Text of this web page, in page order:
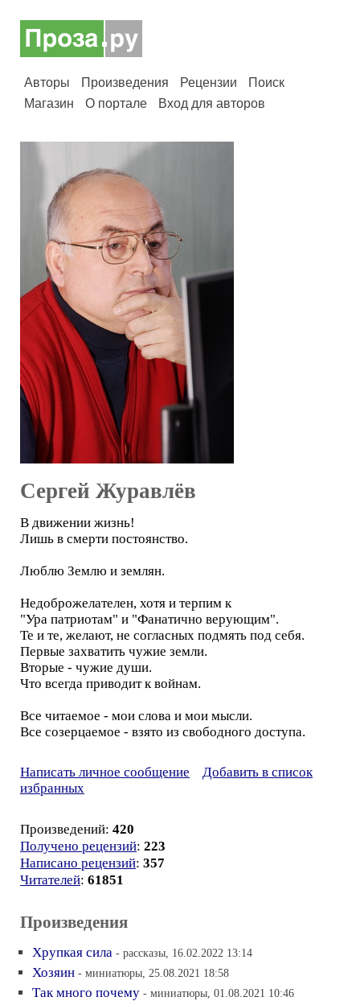
Авторы Произведения Рецензии
Поиск
Магазин
О портале Вход для авторов
Сергей Журавлёв
В движении жизнь!
Лишь в смерти постоянство.
Люблю Землю и землян.
Недоброжелателен, хотя и терпим к
"Ура патриотам" и "Фанатично верующим".
Те и те, желают, не согласных подмять под себя.
Первые захватить чужие земли.
Вторые - чужие души.
Что всегда приводит к войнам.
Все читаемое - мои слова и мои мысли.
Все созерцаемое - взято из свободного доступа.
Написать личное сообщение
Добавить в список
избранных
Произведений: 420
Получено рецензий: 223
Написано рецензий: 357
Читателей: 61851
Произведения
Хрупкая сила - рассказы, 16.02.2022 13:14
Хозяин - миниатюры, 25.08.2021 18:58
Так много почему - миниатюры, 01.08.2021 10:46